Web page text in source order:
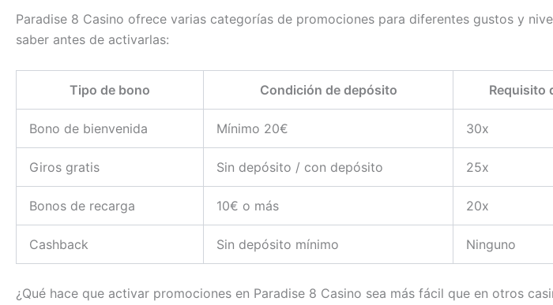
Paradise 8 Casino ofrece varias categorías de promociones para diferentes gustos y
saber antes de activarlas:
Tipo de bono Condición de depósito Requisito
Bono de bienvenida Mínimo 20€ 30x
Giros gratis Sin depósito / con depósito 25x
Bonos de recarga 10€ o más 20x
Cashback Sin depósito mínimo Ninguno
¿Qué hace que activar promociones en Paradise 8 Casino sea más fácil que en otros